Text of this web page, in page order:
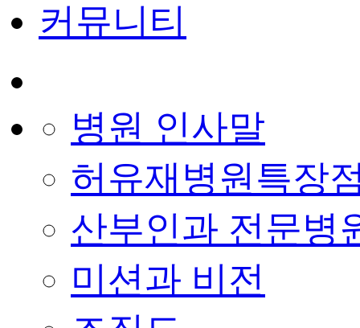
커뮤니티
병원 인사말
허유재병원특장
산부인과 전문병
미션과 비전